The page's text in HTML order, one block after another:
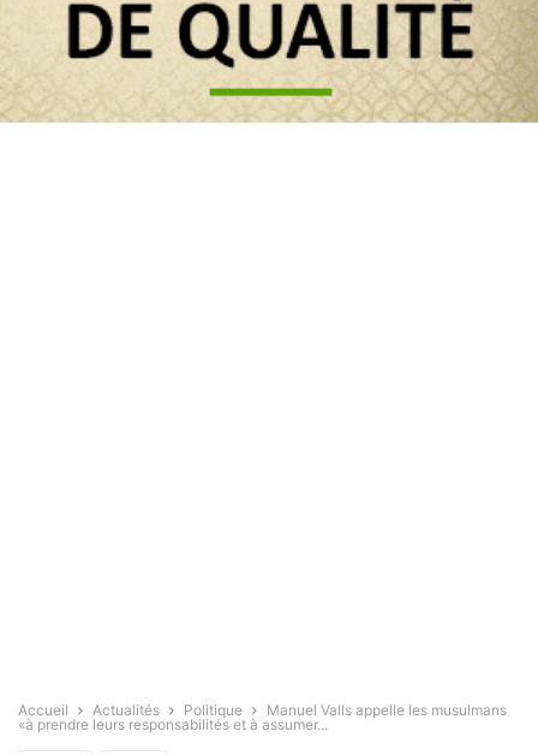
Accueil Actualités Politique
Manuel Valls appelle les musulmans
«à prendre leurs responsabilités et à assumer...